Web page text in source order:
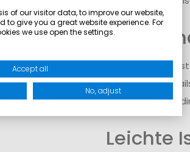
Viele Modelle
Ergänzende
wechselnden
Leichte
of our visitor data, to improve our website,
give you a great website experience. For
we use open the settings.
Accept all
No, adjust